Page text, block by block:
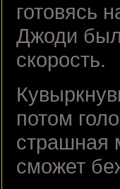
готовясь
Джоди
скорость.
потом
страшная
сможет